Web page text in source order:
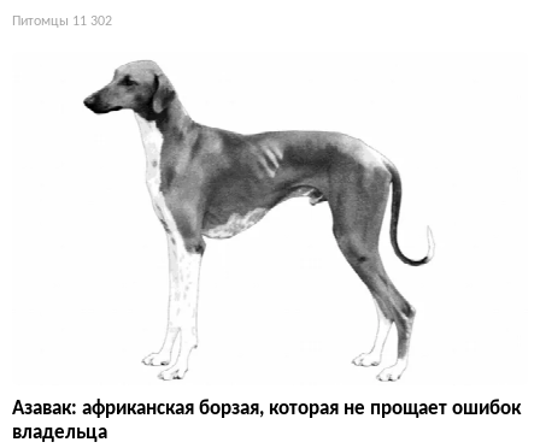
Питомцы 11 302
Азавак: африканская борзая, которая не прощает ошибок
владельца